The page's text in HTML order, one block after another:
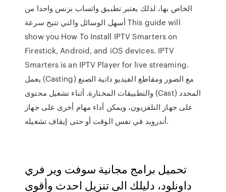
الخاص بها، لذلك يعتبر تطبيق واتساب بزنس واحدا من
أسهل الوسائل والتي تتيح سرعة This guide will
show you How To Install IPTV Smarters on
Firestick, Android, and iOS devices. IPTV
Smarters is an IPTV Player for live streaming.
يعمل (Casting) مع الصور ومقاطع الفيديو ذاتية الصنع
والتطبيقات المختارة. أثناء تشغيل محتوى (Cast) المحدد
على جهاز التلفزيون، ويمكن أداء مهام أخرى على جهاز
أندرويد في نفس الوقت أو حتى إيقاف تشغيله.
تحميل برامج مجانية سوفت وير فري
داونلود، دليلك الى تنزيل احدث وأقوى